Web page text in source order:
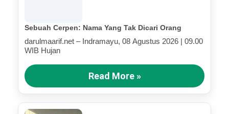
Sebuah Cerpen: Nama Yang Tak Dicari Orang
darulmaarif.net – Indramayu, 08 Agustus 2026 | 09.00
WIB Hujan
Read More »